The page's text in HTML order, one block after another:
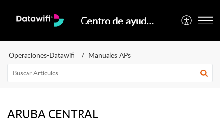
Centro de ayuda oficial Datawifi
Operaciones-Datawifi Manuales APs
ARUBA CENTRAL